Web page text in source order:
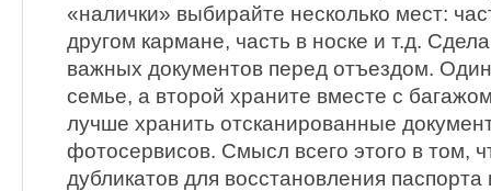
«налички» выбирайте несколько мест:
другом кармане, часть в носке и т.д.
важных документов перед отъездом.
семье, а второй храните вместе с
лучше хранить отсканированные
фотосервисов. Смысл всего этого в том,
дубликатов для восстановления паспорта